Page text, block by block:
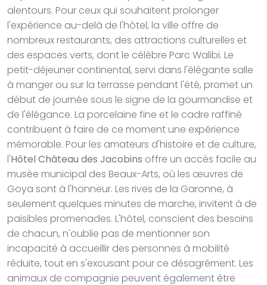
alentours. Pour ceux qui souhaitent prolonger
l'expérience au-delà de l'hôtel, la ville offre de
nombreux restaurants, des attractions culturelles et
des espaces verts, dont le célèbre Parc Walibi. Le
petit-déjeuner continental, servi dans l'élégante salle
à manger ou sur la terrasse pendant l'été, promet un
début de journée sous le signe de la gourmandise et
de l'élégance. La porcelaine fine et le cadre raffiné
contribuent à faire de ce moment une expérience
mémorable. Pour les amateurs d'histoire et de culture,
l'Hôtel Château des Jacobins offre un accès facile au
musée municipal des Beaux-Arts, où les œuvres de
Goya sont à l'honneur. Les rives de la Garonne, à
seulement quelques minutes de marche, invitent à de
paisibles promenades. L'hôtel, conscient des besoins
de chacun, n'oublie pas de mentionner son
incapacité à accueillir des personnes à mobilité
réduite, tout en s'excusant pour ce désagrément. Les
animaux de compagnie peuvent également être